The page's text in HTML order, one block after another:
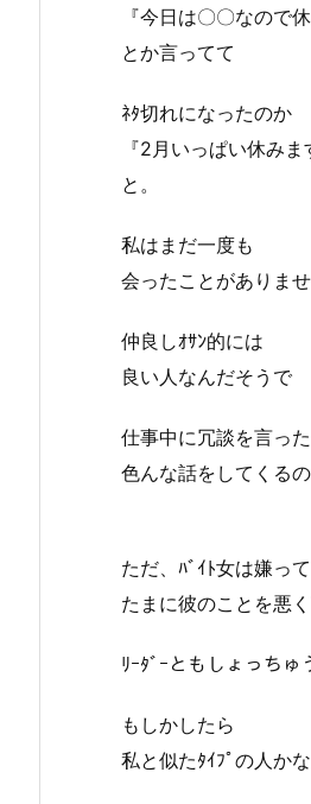
『今日は〇〇なので
とか言ってて
ﾈﾀ切れになったのか
『2月いっぱい休みま
と。
私はまだ一度も
会ったことがありませ
仲良しｵｻﾝ的には
良い人なんだそうで
仕事中に冗談を言った
色んな話をしてくるの
ただ、ﾊﾞｲﾄ女は嫌っ
たまに彼のことを悪く
ﾘｰﾀﾞｰともしょっちゅ
もしかしたら
私と似たﾀｲﾌﾟの人か